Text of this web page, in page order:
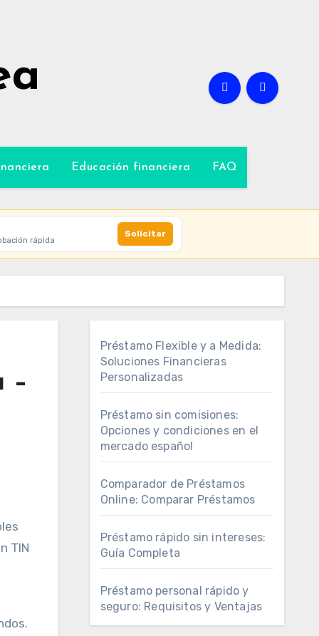
Educación financiera FAQ
rápida
Solicitar
–
TIN
Préstamo Flexible y a Medida:
Soluciones Financieras
Personalizadas
Préstamo sin comisiones:
Opciones y condiciones en el
mercado español
Comparador de Préstamos
Online: Comparar Préstamos
Préstamo rápido sin intereses:
Guía Completa
Préstamo personal rápido y
seguro: Requisitos y Ventajas